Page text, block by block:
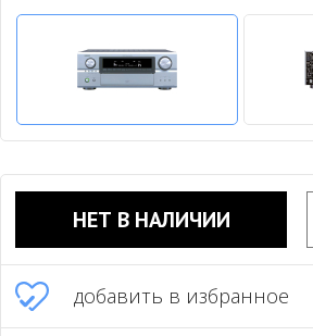
НЕТ В НАЛИЧИИ
добавить в избранное